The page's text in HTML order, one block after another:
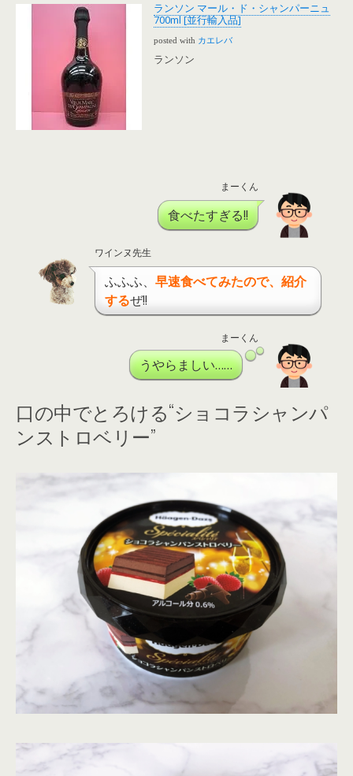
ランソン マール・ド・シャンパーニュ
700ml [並行輸入品]
posted with カエレバ
ランソン
まーくん
食べたすぎる!!
ワインヌ先生
ふふふ、 早速食べてみたので、紹介
するぜ!!
まーくん
うやらましい……
口の中でとろける“ショコラシャンパ
ンストロベリー”